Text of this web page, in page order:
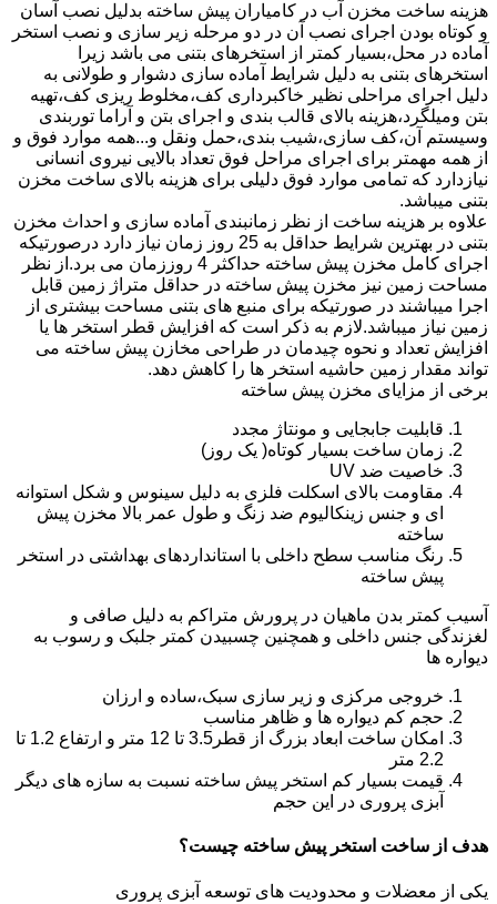
هزینه ساخت مخزن آب در کامیاران پیش ساخته بدلیل نصب آسان
و کوتاه بودن اجرای نصب آن در دو مرحله زیر سازی و نصب استخر
آماده در محل،بسیار کمتر از استخرهای بتنی می باشد زیرا
استخرهای بتنی به دلیل شرایط آماده سازی دشوار و طولانی به
دلیل اجرای مراحلی نظیر خاکبرداری کف،مخلوط ریزی کف،تهیه
بتن ومیلگرد،هزینه بالای قالب بندی و اجرای بتن و آراما توربندی
وسیستم آن،کف سازی،شیب بندی،حمل ونقل و...همه موارد فوق و
از همه مهمتر برای اجرای مراحل فوق تعداد بالایی نیروی انسانی
نیازدارد که تمامی موارد فوق دلیلی برای هزینه بالای ساخت مخزن
بتنی میباشد.
علاوه بر هزینه ساخت از نظر زمانبندی آماده سازی و احداث مخزن
بتنی در بهترین شرایط حداقل به 25 روز زمان نیاز دارد درصورتیکه
اجرای کامل مخزن پیش ساخته حداکثر 4 روززمان می برد.از نظر
مساحت زمین نیز مخزن پیش ساخته در حداقل متراژ زمین قابل
اجرا میباشند در صورتیکه برای منبع های بتنی مساحت بیشتری از
زمین نیاز میباشد.لازم به ذکر است که افزایش قطر استخر ها یا
افزایش تعداد و نحوه چیدمان در طراحی مخازن پیش ساخته می
تواند مقدار زمین حاشیه استخر ها را کاهش دهد.
برخی از مزایای مخزن پیش ساخته
قابلیت جابجایی و مونتاژ مجدد
زمان ساخت بسیار کوتاه( یک روز)
خاصیت ضد UV
مقاومت بالای اسکلت فلزی به دلیل سینوس و شکل استوانه
ای و جنس زینکالیوم ضد زنگ و طول عمر بالا مخزن پیش
ساخته
رنگ مناسب سطح داخلی با استانداردهای بهداشتی در استخر
پیش ساخته
آسیب کمتر بدن ماهیان در پرورش متراکم به دلیل صافی و
لغزندگی جنس داخلی و همچنین چسبیدن کمتر جلبک و رسوب به
دیواره ها
خروجی مرکزی و زیر سازی سبک،ساده و ارزان
حجم کم دیواره ها و ظاهر مناسب
امکان ساخت ابعاد بزرگ از قطر3.5 تا 12 متر و ارتفاع 1.2 تا
2.2 متر
قیمت بسیار کم استخر پیش ساخته نسبت به سازه های دیگر
آبزی پروری در این حجم
هدف از ساخت استخر پیش ساخته چیست؟
یکی از معضلات و محدودیت های توسعه آبزی پروری